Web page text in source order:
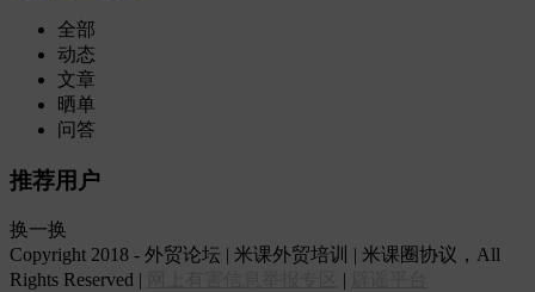
全部
动态
文章
晒单
问答
推荐用户
换一换
Copyright 2018 - 外贸论坛 | 米课外贸培训 | 米课圈协议，All
Rights Reserved |
|